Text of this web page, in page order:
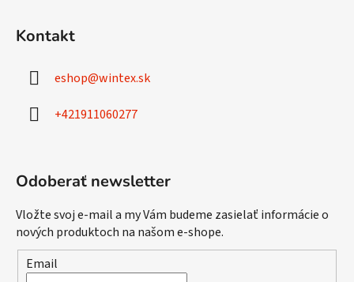
Kontakt
eshop@wintex.sk
+421911060277
Odoberať newsletter
Vložte svoj e-mail a my Vám budeme zasielať informácie o
nových produktoch na našom e-shope.
Email